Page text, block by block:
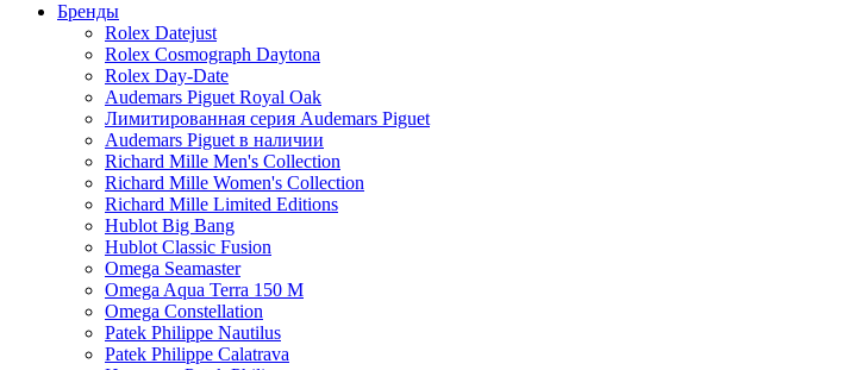
Бренды
Rolex Datejust
Rolex Cosmograph Daytona
Rolex Day-Date
Audemars Piguet Royal Oak
Лимитированная серия Audemars Piguet
Audemars Piguet в наличии
Richard Mille Men's Collection
Richard Mille Women's Collection
Richard Mille Limited Editions
Hublot Big Bang
Hublot Classic Fusion
Omega Seamaster
Omega Aqua Terra 150 M
Omega Constellation
Patek Philippe Nautilus
Patek Philippe Calatrava